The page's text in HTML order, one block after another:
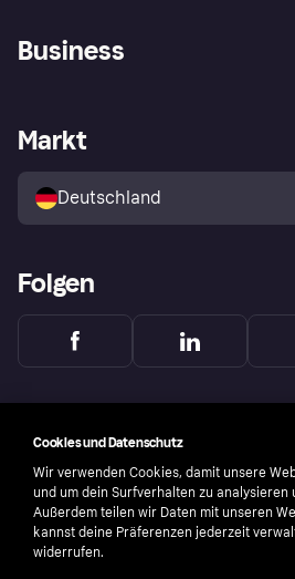
Klarna App
Shops entdecken
Käuferschutzrichtlinie
Dein
Business
Händlerportal
Markt
Deutschland
Folgen
Cookies und Datenschutz
Wir verwenden Cookies, damit unsere
und um dein Surfverhalten zu analysieren
Außerdem teilen wir Daten mit unseren
kannst deine Präferenzen jederzeit
widerrufen.